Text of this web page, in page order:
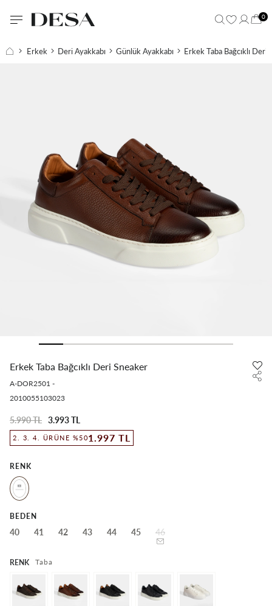
0
Erkek Deri Ayakkabı Günlük Ayakkabı Erkek Taba Bağcıklı Deri
Erkek Taba Bağcıklı Deri Sneaker
A-DOR2501 -
2010055103023
5.990 TL 3.993 TL
2. 3. 4. ÜRÜNE %501.997 TL
RENK
BEDEN
40 41 42 43 44 45 46
RENK Taba